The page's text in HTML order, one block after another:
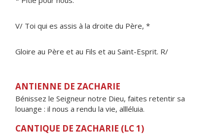
V/ Toi qui es assis à la droite du Père, *
Gloire au Père et au Fils et au Saint-Esprit. R/
ANTIENNE DE ZACHARIE
Bénissez le Seigneur notre Dieu, faites retentir sa
louange : il nous a rendu la vie, allléluia.
CANTIQUE DE ZACHARIE (LC 1)